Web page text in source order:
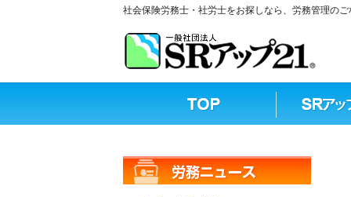
社会保険労務士・社労士をお探しなら、労務管理の